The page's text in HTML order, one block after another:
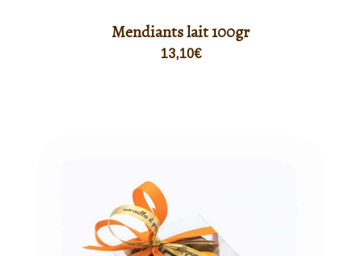
Mendiants lait 100gr
13,10€